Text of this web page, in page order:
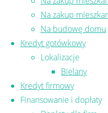
Na zakup
Na budowę domu
Kredyt gotówkowy
Lokalizacje
Bielany
Kredyt firmowy
Finansowanie i dopłaty
Zapoznaj się z naszą ofertą